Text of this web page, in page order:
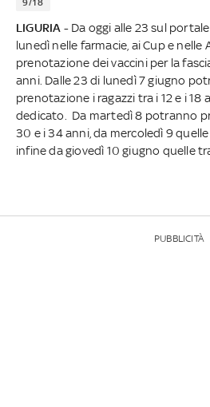
9/18
LIGURIA -Da oggi alle 23 sul
lunedì nelle farmacie, ai Cup e nelle
prenotazione dei vaccini per la
anni. Dalle 23 di lunedì 7 giugno
prenotazione i ragazzi tra i 12 e i
dedicato. Da martedì 8 potranno
30 e i 34 anni, da mercoledì 9
infine da giovedì 10 giugno quelle
PUBBLICITÀ